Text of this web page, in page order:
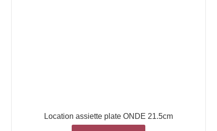
Location assiette plate ONDE 21.5cm